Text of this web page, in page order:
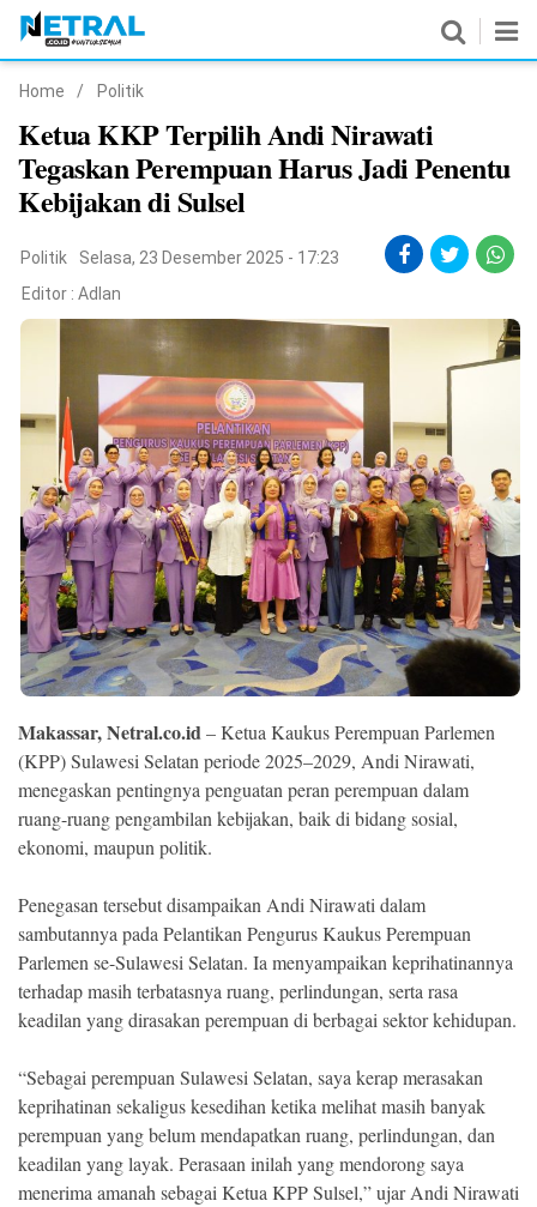
Nasional
Pemerintahan
Pendidikan
Peristiwa
Olahraga
Ekonomi
Memori
©
Copyright
2026
NETRAL
All
Reserved
Home / Politik
Ketua KKP Terpilih Andi Nirawati
Tegaskan Perempuan Harus Jadi Penentu
Kebijakan di Sulsel
Politik
Selasa, 23 Desember 2025 - 17:23
Editor : Adlan
Makassar, Netral.co.id– Ketua Kaukus Perempuan Parlemen
(KPP) Sulawesi Selatan periode 2025–2029, Andi Nirawati,
menegaskan pentingnya penguatan peran perempuan dalam
ruang-ruang pengambilan kebijakan, baik di bidang sosial,
ekonomi, maupun politik.
Penegasan tersebut disampaikan Andi Nirawati dalam
sambutannya pada Pelantikan Pengurus Kaukus Perempuan
Parlemen se-Sulawesi Selatan. Ia menyampaikan keprihatinannya
terhadap masih terbatasnya ruang, perlindungan, serta rasa
keadilan yang dirasakan perempuan di berbagai sektor kehidupan.
“Sebagai perempuan Sulawesi Selatan, saya kerap merasakan
keprihatinan sekaligus kesedihan ketika melihat masih banyak
perempuan yang belum mendapatkan ruang, perlindungan, dan
keadilan yang layak. Perasaan inilah yang mendorong saya
menerima amanah sebagai Ketua KPP Sulsel,” ujar Andi Nirawati